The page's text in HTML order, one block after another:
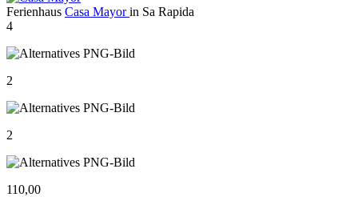
Ferienhaus Casa Mayorin Sa Rapida
4
2
2
110,00